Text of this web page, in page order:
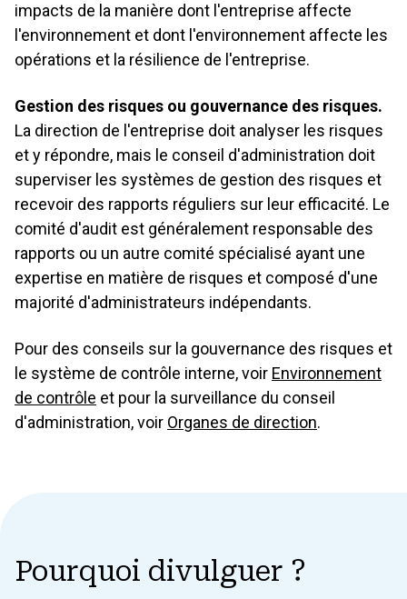
impacts de la manière dont l'entreprise affecte
l'environnement et dont l'environnement affecte les
opérations et la résilience de l'entreprise.
Gestion des risques ou gouvernance des risques.
La direction de l'entreprise doit analyser les risques
et y répondre, mais le conseil d'administration doit
superviser les systèmes de gestion des risques et
recevoir des rapports réguliers sur leur efficacité. Le
comité d'audit est généralement responsable des
rapports ou un autre comité spécialisé ayant une
expertise en matière de risques et composé d'une
majorité d'administrateurs indépendants.
Pour des conseils sur la gouvernance des risques et
le système de contrôle interne, voir Environnement
de contrôle et pour la surveillance du conseil
d'administration, voir Organes de direction.
Pourquoi divulguer ?